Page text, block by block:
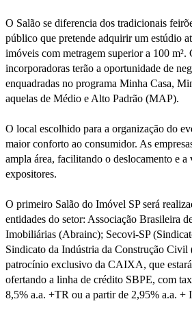
O Salão se diferencia dos tradicionais
público que pretende adquirir um estúdio
imóveis com metragem superior a 100 m².
incorporadoras terão a oportunidade de
enquadradas no programa Minha Casa,
aquelas de Médio e Alto Padrão (MAP).
O local escolhido para a organização do
maior conforto ao consumidor. As
ampla área, facilitando o deslocamento e a
expositores.
O primeiro Salão do Imóvel SP será
entidades do setor: Associação Brasileira
Imobiliárias (Abrainc); Secovi-SP
Sindicato da Indústria da Construção Civil
patrocínio exclusivo da CAIXA, que
ofertando a linha de crédito SBPE, com
8,5% a.a. +TR ou a partir de 2,95% a.a. +